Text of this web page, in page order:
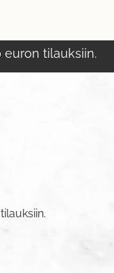
tilauksiin.